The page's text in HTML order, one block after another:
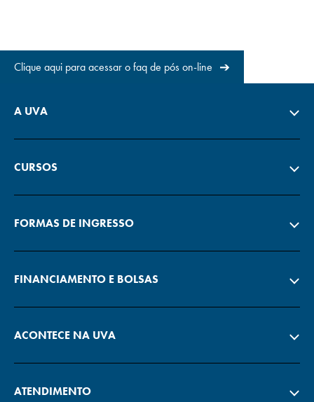
Clique aqui para acessar o faq de pós on-line ➔
A UVA
CURSOS
FORMAS DE INGRESSO
FINANCIAMENTO E BOLSAS
ACONTECE NA UVA
ATENDIMENTO